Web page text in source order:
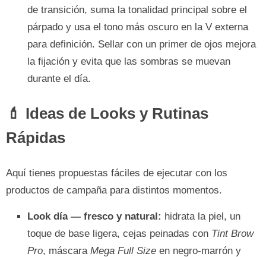
de transición, suma la tonalidad principal sobre el
párpado y usa el tono más oscuro en la V externa
para definición. Sellar con un primer de ojos mejora
la fijación y evita que las sombras se muevan
durante el día.
💄 Ideas de Looks y Rutinas
Rápidas
Aquí tienes propuestas fáciles de ejecutar con los
productos de campaña para distintos momentos.
Look día — fresco y natural: hidrata la piel, un
toque de base ligera, cejas peinadas con Tint Brow
Pro, máscara Mega Full Size en negro-marrón y